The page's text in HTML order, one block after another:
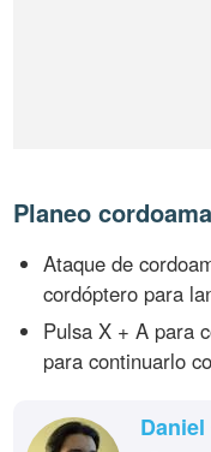
Planeo
Ataque de
cordóptero para
Pulsa X + A para
para continuarlo